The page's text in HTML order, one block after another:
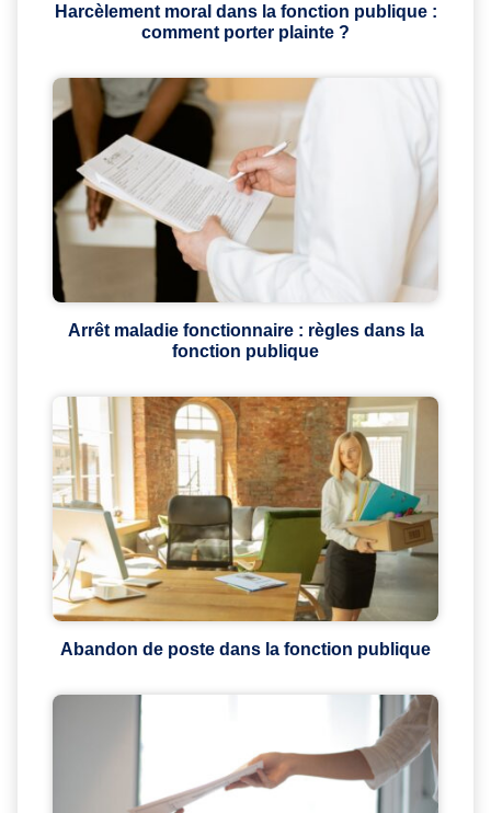
Harcèlement moral dans la fonction publique :
comment porter plainte ?
Arrêt maladie fonctionnaire : règles dans la
fonction publique
Abandon de poste dans la fonction publique